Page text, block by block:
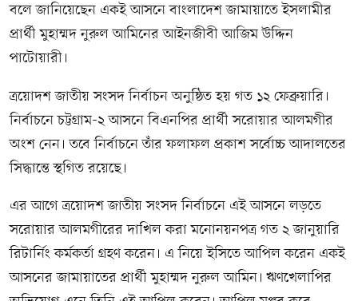
বলে জানিয়েছেন একই আসনে বাংলাদেশ জামায়াতে ইসলামীর
প্রার্থী মুহাম্মদ নুরুল আমিনের আইনজীবী আজিম উদ্দিন
পাটোয়ারী।
ত্রয়োদশ জাতীয় সংসদ নির্বাচন অনুষ্ঠিত হয় গত ১২ ফেব্রুয়ারি।
নির্বাচনে চট্টগ্রাম-২ আসনে বিএনপির প্রার্থী সরোয়ার আলমগীর
অংশ নেন। তবে নির্বাচনে তাঁর ফলাফল প্রকাশ সর্বোচ্চ আদালতের
সিদ্ধান্তে স্থগিত রয়েছে।
এর আগে ত্রয়োদশ জাতীয় সংসদ নির্বাচনে এই আসনে লড়তে
সরোয়ার আলমগীরের দাখিল করা মনোনয়নপত্র গত ২ জানুয়ারি
রিটার্নিং কর্মকর্তা গ্রহণ করেন। এ নিয়ে ইসিতে আপিল করেন একই
আসনের জামায়াতের প্রার্থী মুহাম্মদ নুরুল আমিন। ঋণখেলাপির